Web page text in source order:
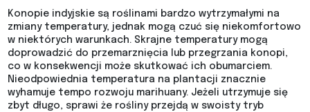
Konopie indyjskie są roślinami bardzo wytrzymałymi na
zmiany temperatury, jednak mogą czuć się niekomfortowo
w niektórych warunkach. Skrajne temperatury mogą
doprowadzić do przemarznięcia lub przegrzania konopi,
co w konsekwencji może skutkować ich obumarciem.
Nieodpowiednia temperatura na plantacji znacznie
wyhamuje tempo rozwoju marihuany. Jeżeli utrzymuje się
zbyt długo, sprawi że rośliny przejdą w swoisty tryb